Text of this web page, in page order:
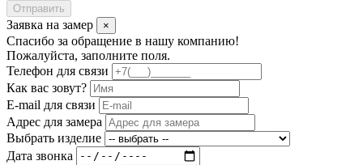
Отправить
Заявка на замер ×
Спасибо за обращение в нашу компанию!
Пожалуйста, заполните поля.
Телефон для связи
Как вас зовут?
E-mail для связи
Адрес для замера
Выбрать изделие
Дата звонка